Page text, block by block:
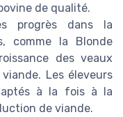
de qualité.
progrès dans la
comme la Blonde
des veaux
Les éleveurs
à la fois à la
de viande.